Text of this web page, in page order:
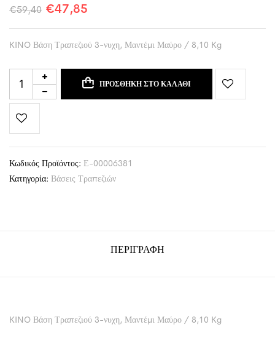
€59,40 €47,85
KINO Βάση Τραπεζιού 3-νυχη, Μαντέμι Μαύρο / 8,10 Kg
ΠΡΟΣΘΉΚΗ ΣΤΟ ΚΑΛΆΘΙ
Κωδικός Προϊόντος: Ε-00006381
Κατηγορία: Βάσεις Τραπεζιών
ΠΕΡΙΓΡΑΦΉ
KINO Βάση Τραπεζιού 3-νυχη, Μαντέμι Μαύρο / 8,10 Kg